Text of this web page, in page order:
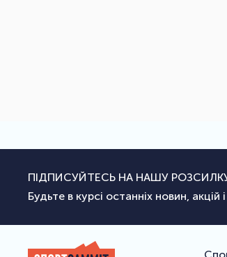
ПІДПИСУЙТЕСЬ НА НАШУ
Будьте в курсі останніх новин,